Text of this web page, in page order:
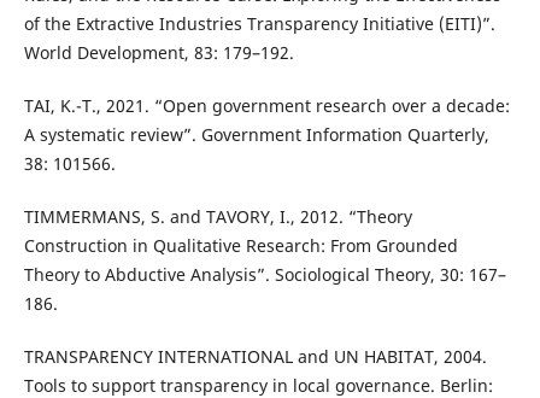
of the Extractive Industries Transparency Initiative (EITI)”.
World Development, 83: 179–192.
TAI, K.-T., 2021. “Open government research over a decade:
A systematic review”. Government Information Quarterly,
38: 101566.
TIMMERMANS, S. and TAVORY, I., 2012. “Theory
Construction in Qualitative Research: From Grounded
Theory to Abductive Analysis”. Sociological Theory, 30: 167–
186.
TRANSPARENCY INTERNATIONAL and UN HABITAT, 2004.
Tools to support transparency in local governance. Berlin: